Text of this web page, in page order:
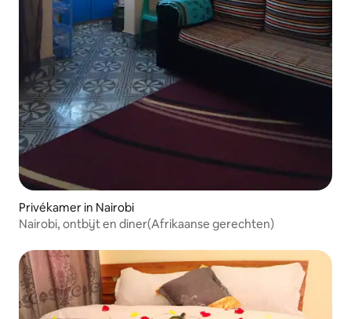
Privékamer in Nairobi
Nairobi, ontbijt en diner(Afrikaanse gerechten)